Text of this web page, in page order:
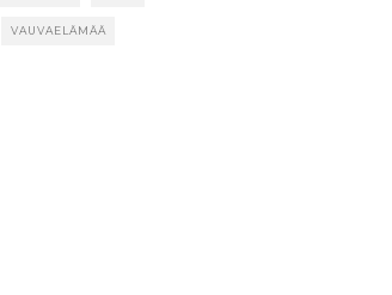
VAUVAELÄMÄÄ